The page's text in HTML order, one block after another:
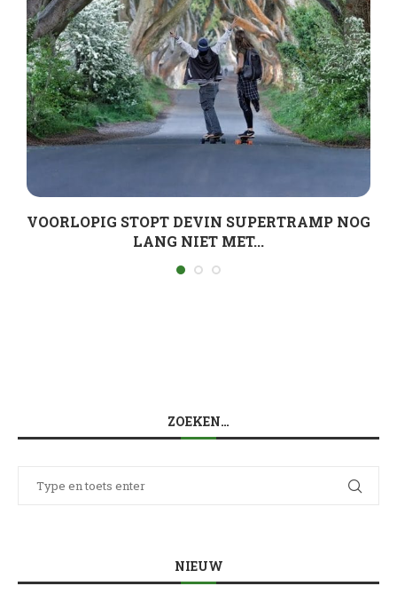
VOORLOPIG STOPT DEVIN SUPERTRAMP NOG
LANG NIET MET...
ZOEKEN…
NIEUW